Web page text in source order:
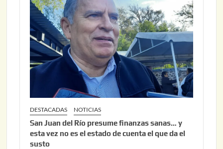
DESTACADAS NOTICIAS
San Juan del Río presume finanzas sanas… y
esta vez no es el estado de cuenta el que da el
susto